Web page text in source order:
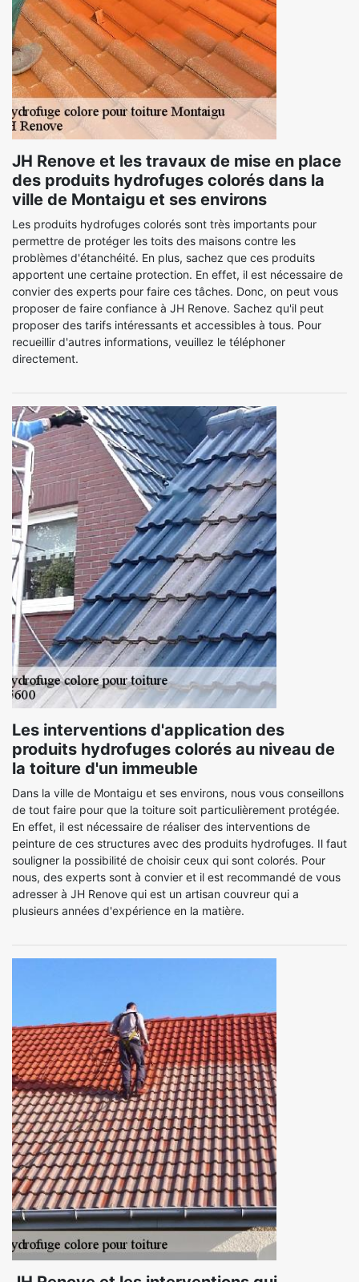
JH Renove et les travaux de mise en place
des produits hydrofuges colorés dans la
ville de Montaigu et ses environs
Les produits hydrofuges colorés sont très importants pour
permettre de protéger les toits des maisons contre les
problèmes d'étanchéité. En plus, sachez que ces produits
apportent une certaine protection. En effet, il est nécessaire de
convier des experts pour faire ces tâches. Donc, on peut vous
proposer de faire confiance à JH Renove. Sachez qu'il peut
proposer des tarifs intéressants et accessibles à tous. Pour
recueillir d'autres informations, veuillez le téléphoner
directement.
Les interventions d'application des
produits hydrofuges colorés au niveau de
la toiture d'un immeuble
Dans la ville de Montaigu et ses environs, nous vous conseillons
de tout faire pour que la toiture soit particulièrement protégée.
En effet, il est nécessaire de réaliser des interventions de
peinture de ces structures avec des produits hydrofuges. Il faut
souligner la possibilité de choisir ceux qui sont colorés. Pour
nous, des experts sont à convier et il est recommandé de vous
adresser à JH Renove qui est un artisan couvreur qui a
plusieurs années d'expérience en la matière.